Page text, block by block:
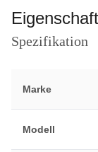
Spezifikation
Marke
Modell